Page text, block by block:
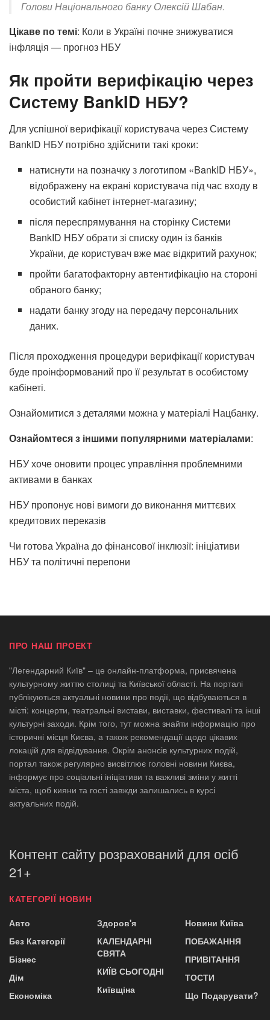
Голови Національного банку Олексій Шабан.
Цікаве по темі: Коли в Україні почне знижуватися
інфляція — прогноз НБУ
Як пройти верифікацію через
Систему BankID НБУ?
Для успішної верифікації користувача через Систему
BankID НБУ потрібно здійснити такі кроки:
натиснути на позначку з логотипом «BankID НБУ»,
відображену на екрані користувача під час входу в
особистий кабінет інтернет-магазину;
після переспрямування на сторінку Системи
BankID НБУ обрати зі списку один із банків
України, де користувач вже має відкритий рахунок;
пройти багатофакторну автентифікацію на стороні
обраного банку;
надати банку згоду на передачу персональних
даних.
Після проходження процедури верифікації користувач
буде проінформований про її результат в особистому
кабінеті.
Ознайомитися з деталями можна у матеріалі Нацбанку.
Ознайомтеся з іншими популярними матеріалами:
НБУ хоче оновити процес управління проблемними
активами в банках
НБУ пропонує нові вимоги до виконання миттєвих
кредитових переказів
Чи готова Україна до фінансової інклюзії: ініціативи
НБУ та політичні перепони
ПРО НАШ ПРОЕКТ
"Легендарний Київ" – це онлайн-платформа, присвячена
культурному життю столиці та Київської області. На порталі
публікуються актуальні новини про події, що відбуваються в
місті: концерти, театральні вистави, виставки, фестивалі та інші
культурні заходи. Крім того, тут можна знайти інформацію про
історичні місця Києва, а також рекомендації щодо цікавих
локацій для відвідування. Окрім анонсів культурних подій,
портал також регулярно висвітлює головні новини Києва,
інформує про соціальні ініціативи та важливі зміни у житті
міста, щоб кияни та гості завжди залишались в курсі
актуальних подій.
Контент сайту розрахований для осіб
21+
КАТЕГОРІЇ НОВИН
Авто
Без Категорії
Бізнес
Дім
Економіка
Здоров'я
КАЛЕНДАРНІ
СВЯТА
КИЇВ СЬОГОДНІ
Київщіна
Новини Київа
ПОБАЖАННЯ
ПРИВІТАННЯ
ТОСТИ
Що Подарувати?